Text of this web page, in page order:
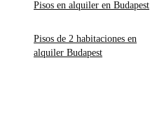
Pisos en alquiler en Budapest
Pisos de 2 habitaciones en
alquiler Budapest